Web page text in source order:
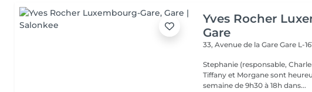
Yves Rocher
Gare
33, Avenue de la GareGare L-
Stephanie (responsable,
Tiffany et Morgane sont
semaine de 9h30 à 18h dans...